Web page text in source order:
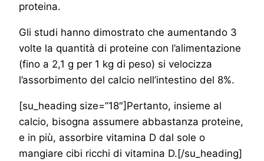
proteina.
Gli studi hanno dimostrato che aumentando 3
volte la quantità di proteine con l’alimentazione
(fino a 2,1 g per 1 kg di peso) si velocizza
l’assorbimento del calcio nell’intestino del 8%.
[su_heading size=”18″]Pertanto, insieme al
calcio, bisogna assumere abbastanza proteine,
e in più, assorbire vitamina D dal sole o
mangiare cibi ricchi di vitamina D.[/su_heading]